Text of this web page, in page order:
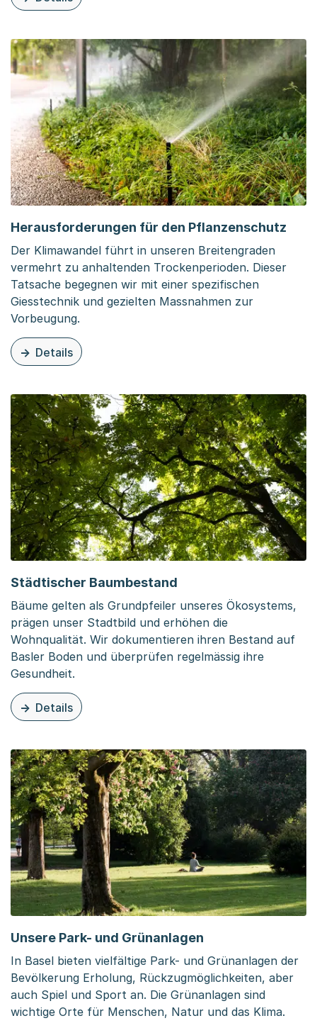
zu dieser Organisationsseite: Nachhaltiges Arbeiten im
Herausforderungen für den Pflanzenschutz
Der Klimawandel führt in unseren Breitengraden
vermehrt zu anhaltenden Trockenperioden. Dieser
Tatsache begegnen wir mit einer spezifischen
Giesstechnik und gezielten Massnahmen zur
Vorbeugung.
Details
zu dieser Organisationsseite: Herausforderungen für
Städtischer Baumbestand
Bäume gelten als Grundpfeiler unseres Ökosystems,
prägen unser Stadtbild und erhöhen die
Wohnqualität. Wir dokumentieren ihren Bestand auf
Basler Boden und überprüfen regelmässig ihre
Gesundheit.
Details
zu dieser Organisationsseite: Städtischer Baumbestand
Unsere Park- und Grünanlagen
In Basel bieten vielfältige Park- und Grünanlagen der
Bevölkerung Erholung, Rückzugmöglichkeiten, aber
auch Spiel und Sport an. Die Grünanlagen sind
wichtige Orte für Menschen, Natur und das Klima.